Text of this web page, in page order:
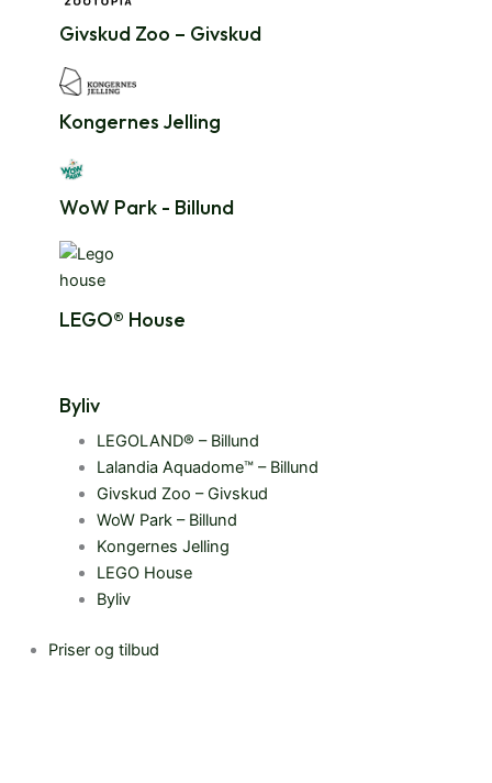
Givskud Zoo – Givskud
Kongernes Jelling
WoW Park - Billund
LEGO® House
Byliv
LEGOLAND® – Billund
Lalandia Aquadome™ – Billund
Givskud Zoo – Givskud
WoW Park – Billund
Kongernes Jelling
LEGO House
Byliv
Priser og tilbud